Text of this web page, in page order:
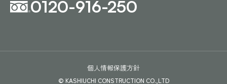
0120-916-250
個人情報保護方針
© KASHIUCHI CONSTRUCTION CO.,LTD